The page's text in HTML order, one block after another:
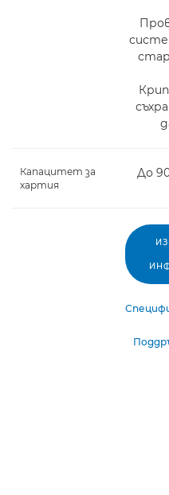
Капацитет за
хартия
До